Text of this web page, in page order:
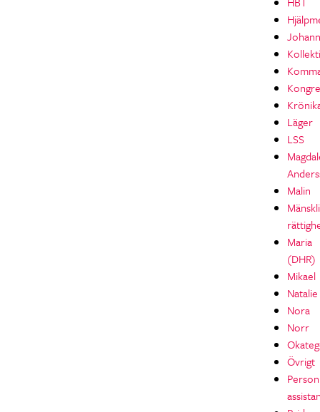
Läger
LSS
Malin
Maria
(DHR)
Mikael
Natalie
Nora
Norr
Övrigt